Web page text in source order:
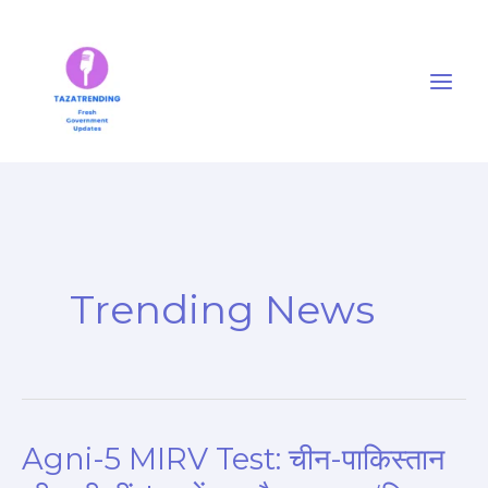
Trending News
Agni-5 MIRV Test: चीन-पाकिस्तान
Agni-